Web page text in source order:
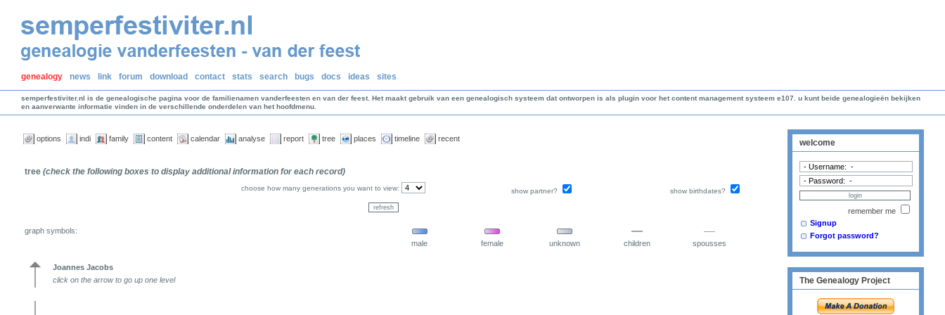
genealogy news link forum download contact stats search bugs docs ideas sites
semperfestiviter.nl is de genealogische pagina voor de familienamen vanderfeesten en van der feest. Het maakt gebruik van een genealogisch systeem dat ontworpen is als plugin voor het content management systeem e107. u kunt beide genealogieën bekijken
en aanverwante informatie vinden in de verschillende onderdelen van het hoofdmenu.
options indi family content calendar analyse report tree places timeline recent
tree (check the following boxes to display additional information for each record)
choose how many generations you want to view: show partner? show birthdates?
graph symbols:
male
female unknown children spousses
Joannes Jacobs
click on the arrow to go up one level
welcome
remember me
Signup
Forgot password?
The Genealogy Project